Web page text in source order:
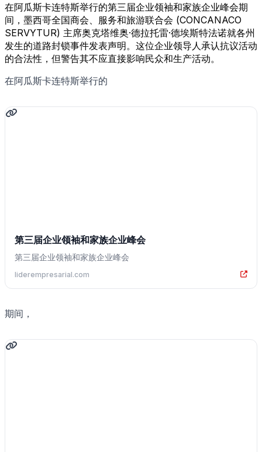
在阿瓜斯卡连特斯举行的第三届企业领袖和家族企业峰会期
间，墨西哥全国商会、服务和旅游联合会 (CONCANACO
SERVYTUR) 主席奥克塔维奥·德拉托雷·德埃斯特法诺就各州
发生的道路封锁事件发表声明。这位企业领导人承认抗议活动
的合法性，但警告其不应直接影响民众和生产活动。
在阿瓜斯卡连特斯举行的
第三届企业领袖和家族企业峰会
第三届企业领袖和家族企业峰会
liderempresarial.com
期间，